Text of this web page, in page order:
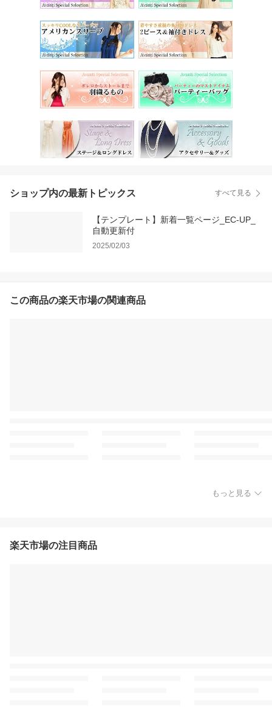
ショップ内の最新トピックス すべて見る
【テンプレート】新着一覧ページ_EC-UP_
自動更新付
2025/02/03
この商品の楽天市場の関連商品
もっと見る
楽天市場の注目商品